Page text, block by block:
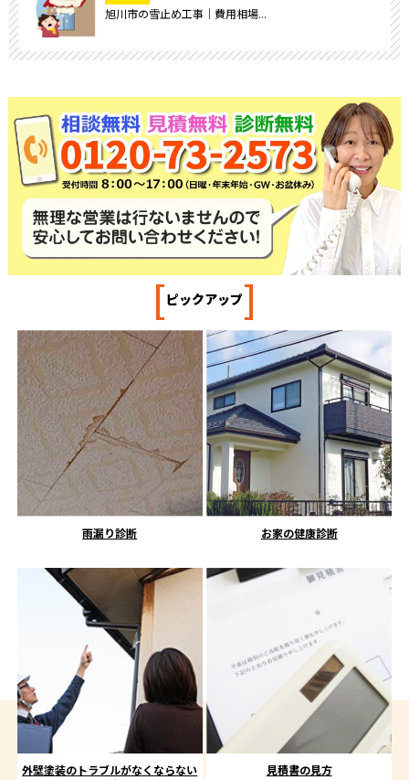
旭川市の雪止め工事｜費用相場...
[ピックアップ]
雨漏り診断 お家の健康診断
外壁塗装のトラブルがなくならない
見積書の見方